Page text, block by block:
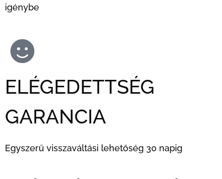
igénybe
ELÉGEDETTSÉG
GARANCIA
Egyszerű visszaváltási lehetőség 30 napig